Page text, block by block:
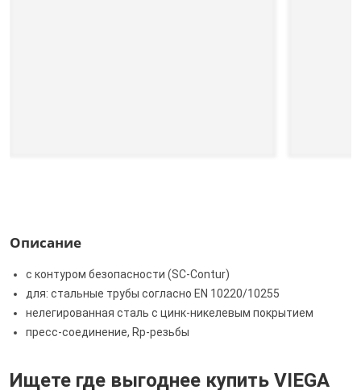
Описание
с контуром безопасности (SC‑Contur)
для: стальные трубы согласно EN 10220/10255
нелегированная сталь с цинк-никелевым покрытием
пресс-соединение, Rp-резьбы
Ищете где выгоднее купить VIEGA